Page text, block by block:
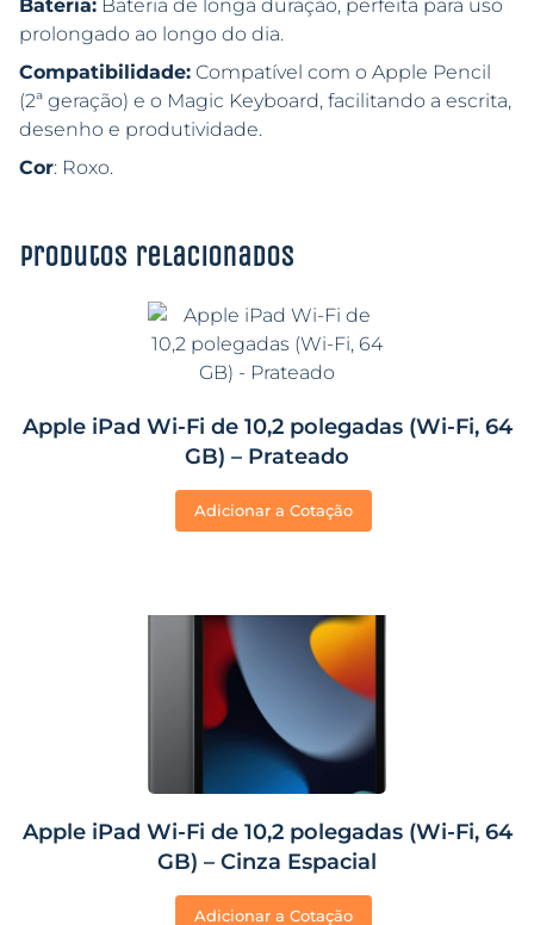
Bateria: Bateria de longa duração, perfeita para uso
prolongado ao longo do dia.
Compatibilidade: Compatível com o Apple Pencil
(2ª geração) e o Magic Keyboard, facilitando a escrita,
desenho e produtividade.
Cor: Roxo.
Produtos relacionados
Apple iPad Wi-Fi de 10,2 polegadas (Wi-Fi, 64
GB) – Prateado
Adicionar a Cotação
Apple iPad Wi-Fi de 10,2 polegadas (Wi-Fi, 64
GB) – Cinza Espacial
Adicionar a Cotação